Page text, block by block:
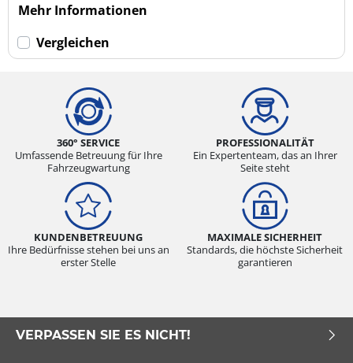
Mehr Informationen
Vergleichen
360° SERVICE
Umfassende Betreuung für Ihre
Fahrzeugwartung
PROFESSIONALITÄT
Ein Expertenteam, das an Ihrer
Seite steht
KUNDENBETREUUNG
Ihre Bedürfnisse stehen bei uns an
erster Stelle
MAXIMALE SICHERHEIT
Standards, die höchste Sicherheit
garantieren
VERPASSEN SIE ES NICHT!